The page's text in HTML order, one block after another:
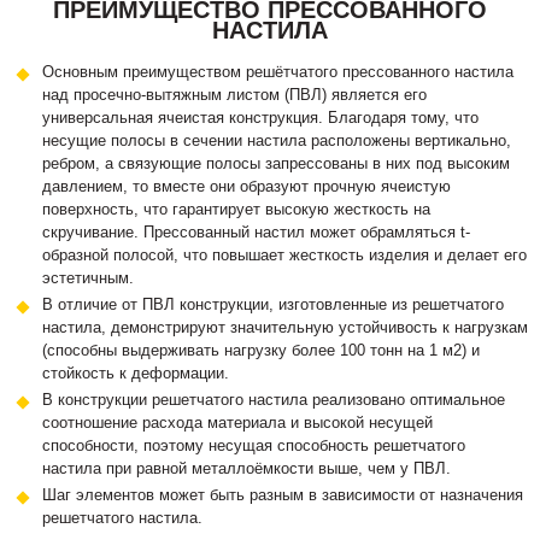
ПРЕИМУЩЕСТВО ПРЕССОВАННОГО
НАСТИЛА
Основным преимуществом решётчатого прессованного настила
над просечно-вытяжным листом (ПВЛ) является его
универсальная ячеистая конструкция. Благодаря тому, что
несущие полосы в сечении настила расположены вертикально,
ребром, а связующие полосы запрессованы в них под высоким
давлением, то вместе они образуют прочную ячеистую
поверхность, что гарантирует высокую жесткость на
скручивание. Прессованный настил может обрамляться t-
образной полосой, что повышает жесткость изделия и делает его
эстетичным.
В отличие от ПВЛ конструкции, изготовленные из решетчатого
настила, демонстрируют значительную устойчивость к нагрузкам
(способны выдерживать нагрузку более 100 тонн на 1 м2) и
стойкость к деформации.
В конструкции решетчатого настила реализовано оптимальное
соотношение расхода материала и высокой несущей
способности, поэтому несущая способность решетчатого
настила при равной металлоёмкости выше, чем у ПВЛ.
Шаг элементов может быть разным в зависимости от назначения
решетчатого настила.